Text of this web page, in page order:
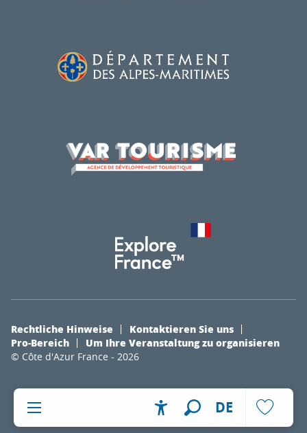
Accessibilité
DE
© Côte d'Azur France - 2026
Rechtliche Hinweise
Kontaktieren Sie uns
Pro-Bereich
Um Ihre Veranstaltung zu organisieren